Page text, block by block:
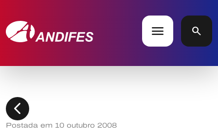
menu search
chevron_left
Postada em 10 outubro 2008